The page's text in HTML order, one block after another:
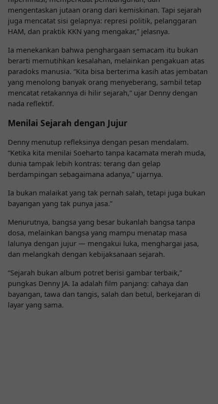
mengentaskan jutaan orang dari kemiskinan. Tapi sejarah
juga mencatat sisi gelapnya: represi politik, pelanggaran
HAM, dan praktik KKN yang mengakar,” jelasnya.
Ia menekankan bahwa penghargaan semacam itu bukan
berarti memutihkan kesalahan, melainkan pengakuan atas
paradoks manusia. “Kita bisa berterima kasih atas jembatan
yang menolong banyak orang menyeberang, sambil tetap
mencatat retakannya di hilir sejarah,” ujar Denny dengan
nada reflektif.
Menilai Sejarah dengan Jujur
Denny menutup refleksinya dengan pesan mendalam.
“Ketika kita menilai Soeharto tanpa kacamata merah muda,
dunia tampak lebih kontras: terang dan gelap
berdampingan sebagaimana adanya,” ujarnya.
Ia bukan malaikat yang tak pernah salah, tetapi juga bukan
bayangan yang tak punya jasa.”
Menurutnya, bangsa yang besar bukanlah bangsa tanpa
dosa, melainkan bangsa yang mampu menatap masa
lalunya dengan jujur — mengakui luka, menghargai jasa,
dan melangkah dengan kebijaksanaan sejarah.
“Sejarah bukan album potret berisi gambar terbaik,”
pungkas Denny JA. Ia adalah film panjang: cahaya dan
bayangan, tawa dan tangis, salah dan betul, berkejaran di
layar yang sama.